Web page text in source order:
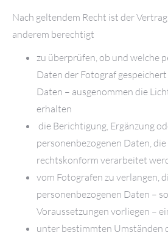
Nach geltendem Recht ist der
anderem berechtigt
zu überprüfen, ob und welche
Daten der Fotograf
Daten – ausgenommen die
erhalten
die Berichtigung, Ergänzung
personenbezogenen Daten,
rechtskonform verarbeitet
vom Fotografen zu verlangen,
personenbezogenen Daten –
Voraussetzungen vorliegen –
unter bestimmten Umständen